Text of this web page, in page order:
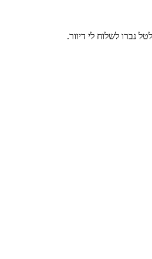
נברו לשלוח לי דיוור.